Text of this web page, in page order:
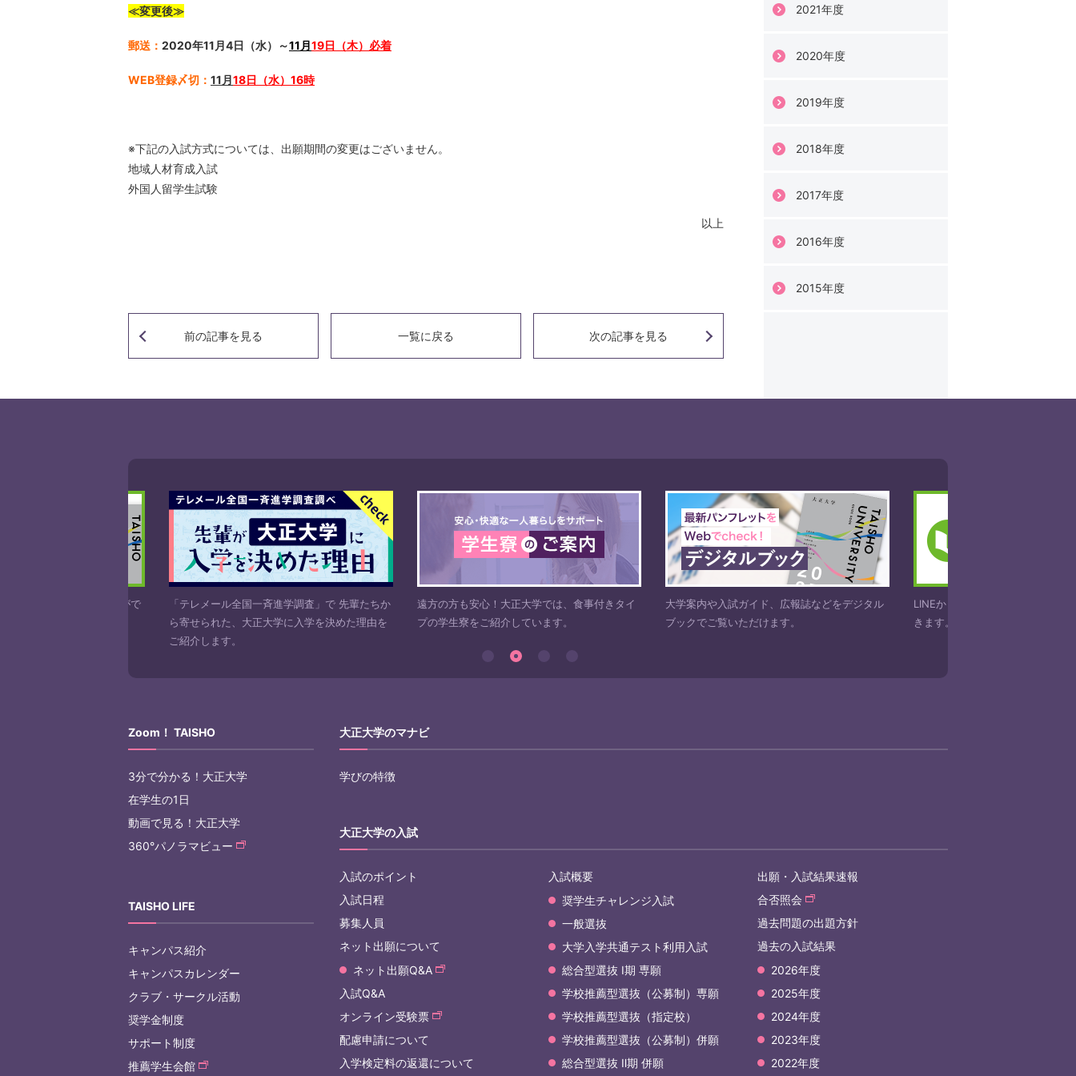
2021年度
2020年度
2019年度
2018年度
2017年度
2016年度
2015年度
≪変更後≫
郵送： 2020年11月4日（水）～11月19日（木）必着
WEB登録〆切： 11月18日（水）16時
※下記の入試方式については、出願期間の変更はございません。
地域人材育成入試
外国人留学生試験
以上
前の記事を見る 一覧に戻る 次の記事を見る
「テレメール全国一斉進学調査」で 先輩たちか
ら寄せられた、大正大学に入学を決めた理由を
遠方の方も安心！大正大学では、食事付きタイ
プの学生寮をご紹介しています。
大学案内や入試ガイド、広報誌などをデジタル
ブックでご覧いただけます。
LINEからも大正大学の資料を請求することがで
きます。お気軽にお申し込みください。
Zoom！ TAISHO
3分で分かる！大正大学
在学生の1日
動画で見る！大正大学
360°パノラマビュー
TAISHO LIFE
キャンパス紹介
キャンパスカレンダー
クラブ・サークル活動
奨学金制度
サポート制度
推薦学生会館
大正大学のマナビ
学びの特徴
大正大学の入試
入試のポイント
入試日程
募集人員
ネット出願について
ネット出願Q&A
入試Q&A
オンライン受験票
配慮申請について
入学検定料の返還について
入試概要
奨学生チャレンジ入試
一般選抜
大学入学共通テスト利用入試
総合型選抜 Ⅰ期 専願
学校推薦型選抜（公募制）専願
学校推薦型選抜（指定校）
学校推薦型選抜（公募制）併願
総合型選抜 Ⅱ期 併願
出願・入試結果速報
合否照会
過去問題の出題方針
過去の入試結果
2026年度
2025年度
2024年度
2023年度
2022年度